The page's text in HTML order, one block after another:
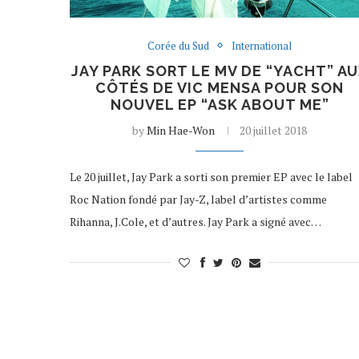
Corée du Sud International
JAY PARK SORT LE MV DE “YACHT”
CÔTÉS DE VIC MENSA POUR SON
NOUVEL EP “ASK ABOUT ME”
byMin Hae-Won 20 juillet 2018
Le 20 juillet, Jay Park a sorti son premier EP avec le label
Roc Nation fondé par Jay-Z, label d’artistes comme
Rihanna, J.Cole, et d’autres. Jay Park a signé avec…